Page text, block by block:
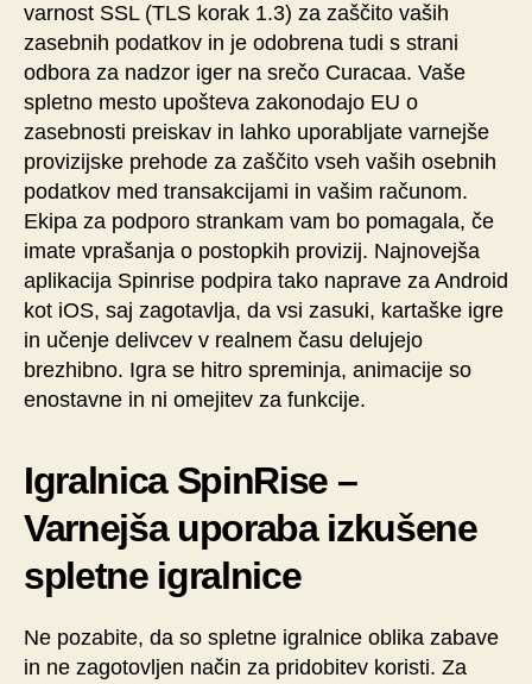
varnost SSL (TLS korak 1.3) za zaščito vaših
zasebnih podatkov in je odobrena tudi s strani
odbora za nadzor iger na srečo Curacaa. Vaše
spletno mesto upošteva zakonodajo EU o
zasebnosti preiskav in lahko uporabljate varnejše
provizijske prehode za zaščito vseh vaših osebnih
podatkov med transakcijami in vašim računom.
Ekipa za podporo strankam vam bo pomagala, če
imate vprašanja o postopkih provizij. Najnovejša
aplikacija Spinrise podpira tako naprave za Android
kot iOS, saj zagotavlja, da vsi zasuki, kartaške igre
in učenje delivcev v realnem času delujejo
brezhibno. Igra se hitro spreminja, animacije so
enostavne in ni omejitev za funkcije.
Igralnica SpinRise –
Varnejša uporaba izkušene
spletne igralnice
Ne pozabite, da so spletne igralnice oblika zabave
in ne zagotovljen način za pridobitev koristi. Za